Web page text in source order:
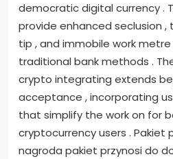
democratic digital currency .
provide enhanced seclusion
tip , and immobile work
traditional bank methods .
crypto integrating extends
acceptance , incorporating
that simplify the work on for
cryptocurrency users . Pakiet
nagroda pakiet przynosi do